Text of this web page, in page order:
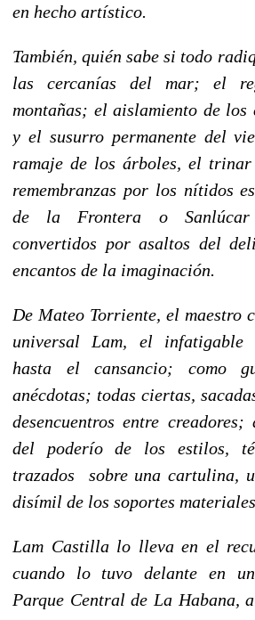
en hecho artístico.
También, quién sabe si todo
las cercanías del mar; el
montañas; el aislamiento de los
y el susurro permanente del
ramaje de los árboles, el
remembranzas por los nítidos
de la Frontera o Sanlúcar
convertidos por asaltos del
encantos de la imaginación.
De Mateo Torriente, el maestro
universal Lam, el infatigable
hasta el cansancio; como
anécdotas; todas ciertas,
desencuentros entre
del poderío de los estilos,
trazados sobre una cartulina,
disímil de los soportes
Lam Castilla lo lleva en el
cuando lo tuvo delante en
Parque Central de La Habana,